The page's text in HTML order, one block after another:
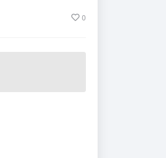
0